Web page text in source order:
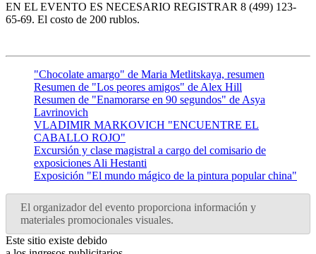
EN EL EVENTO ES NECESARIO REGISTRAR 8 (499) 123-
65-69. El costo de 200 rublos.
"Chocolate amargo" de Maria Metlitskaya, resumen
Resumen de "Los peores amigos" de Alex Hill
Resumen de "Enamorarse en 90 segundos" de Asya
Lavrinovich
VLADIMIR MARKOVICH "ENCUENTRE EL
CABALLO ROJO"
Excursión y clase magistral a cargo del comisario de
exposiciones Ali Hestanti
Exposición "El mundo mágico de la pintura popular china"
El organizador del evento proporciona información y
materiales promocionales visuales.
Este sitio existe debido